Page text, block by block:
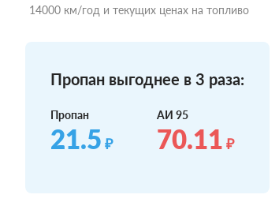
14000 км/год и текущих ценах на топливо
Пропан выгоднее в 3 раза:
Пропан
21.5 ₽
АИ 95
70.11 ₽